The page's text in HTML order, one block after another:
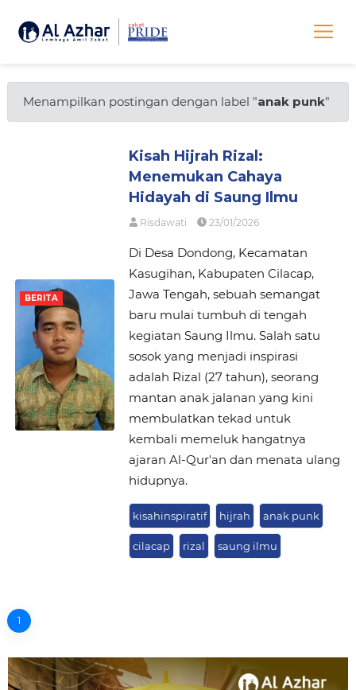
Menampilkan postingan dengan label "anak punk"
BERITA
Kisah Hijrah Rizal:
Menemukan Cahaya
Hidayah di Saung Ilmu
Risdawati 23/01/2026
Di Desa Dondong, Kecamatan
Kasugihan, Kabupaten Cilacap,
Jawa Tengah, sebuah semangat
baru mulai tumbuh di tengah
kegiatan Saung Ilmu. Salah satu
sosok yang menjadi inspirasi
adalah Rizal (27 tahun), seorang
mantan anak jalanan yang kini
membulatkan tekad untuk
kembali memeluk hangatnya
ajaran Al-Qur'an dan menata ulang
hidupnya.
kisahinspiratif hijrah anak punk
cilacap rizal saung ilmu
1